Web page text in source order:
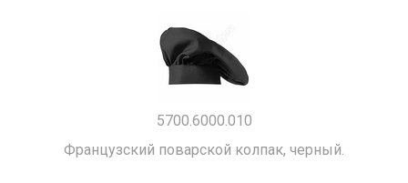
5700.6000.010
Французский поварской колпак, черный.